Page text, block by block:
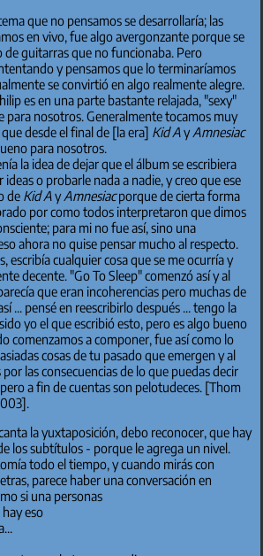
que no pensamos se desarrollaría; las
en vivo, fue algo avergonzante porque se
de guitarras que no funcionaba. Pero
y pensamos que lo terminaríamos
se convirtió en algo realmente alegre.
es en una parte bastante relajada, "sexy"
para nosotros. Generalmente tocamos muy
desde el final de [la era] Kid AyAmnesiac
para nosotros.
la idea de dejar que el álbum se escribiera
o probarle nada a nadie, y creo que ese
de Kid AyAmnesiacporque de cierta forma
por como todos interpretaron que dimos
para mi no fue así, sino una
ahora no quise pensar mucho al respecto.
escribía cualquier cosa que se me ocurría y
decente. "Go To Sleep" comenzó así y al
que eran incoherencias pero muchas de
... pensé en reescribirlo después ... tengo la
yo el que escribió esto, pero es algo bueno
comenzamos a componer, fue así como lo
cosas de tu pasado que emergen y al
las consecuencias de lo que puedas decir
a fin de cuentas son pelotudeces. [Thom
la yuxtaposición, debo reconocer, que hay
los subtítulos - porque le agrega un nivel.
todo el tiempo, y cuando mirás con
parece haber una conversación en
si una personas
hay eso